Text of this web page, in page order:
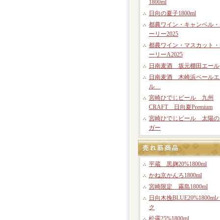
1800ml
日向の夏子1800ml
都農ワイン・キャンベル
ーリー2025
都農ワイン・マスカット
ーリーA2025
日南麦酒 坂元棚田エール
日南麦酒 木崎浜ペールエ
ル
宮崎ひでじビール 九州
CRAFT 日向夏Premium
宮崎ひでじビール 太陽の
ガー
平蔵 黒麹20%1800ml
かね京かんろ1800ml
宮崎限定 霧島1800ml
日向木挽BLUE20%1800ml
ク
松露25%1800ml